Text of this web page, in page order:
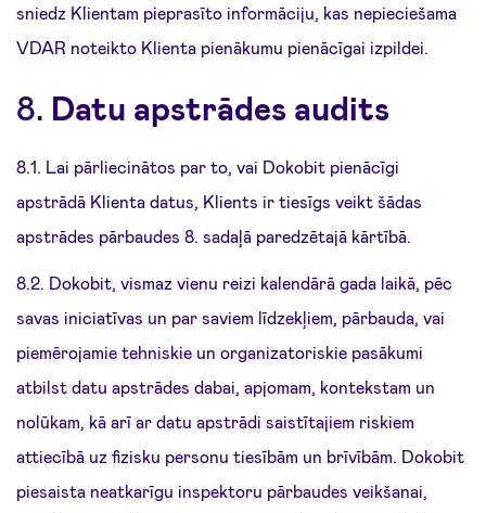
sniedz Klientam pieprasīto informāciju, kas nepieciešama
VDAR noteikto Klienta pienākumu pienācīgai izpildei.
8. Datu apstrādes audits
8.1. Lai pārliecinātos par to, vai Dokobit pienācīgi
apstrādā Klienta datus, Klients ir tiesīgs veikt šādas
apstrādes pārbaudes 8. sadaļā paredzētajā kārtībā.
8.2. Dokobit, vismaz vienu reizi kalendārā gada laikā, pēc
savas iniciatīvas un par saviem līdzekļiem, pārbauda, vai
piemērojamie tehniskie un organizatoriskie pasākumi
atbilst datu apstrādes dabai, apjomam, kontekstam un
nolūkam, kā arī ar datu apstrādi saistītajiem riskiem
attiecībā uz fizisku personu tiesībām un brīvībām. Dokobit
piesaista neatkarīgu inspektoru pārbaudes veikšanai,